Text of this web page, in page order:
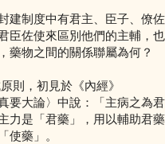
建制度中有君主、臣子、僚
臣佐使來區別他們的主輔，
藥物之間的關係聯屬為何？
則，初見於《內經》
要大論〉中說：「主病之為
力是「君藥」，用以輔助君
使藥」。